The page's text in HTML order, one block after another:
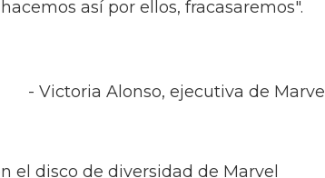
así por ellos, fracasaremos".
- Victoria Alonso, ejecutiva de Marvel
el disco de diversidad de Marvel